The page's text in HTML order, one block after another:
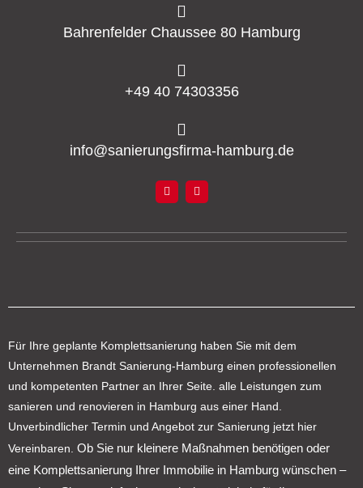
Bahrenfelder Chaussee 80 Hamburg
+49 40 74303356
info@sanierungsfirma-hamburg.de
F
a
c
b
o
I
n
s
a
g
Für Ihre geplante Komplettsanierung haben Sie mit dem
Unternehmen Brandt Sanierung-Hamburg einen professionellen
und kompetenten Partner an Ihrer Seite. alle Leistungen zum
sanieren und renovieren in Hamburg aus einer Hand.
Unverbindlicher Termin und Angebot zur Sanierung jetzt hier
Vereinbaren. Ob Sie nur kleinere Maßnahmen benötigen oder
eine Komplettsanierung Ihrer Immobilie in Hamburg wünschen –